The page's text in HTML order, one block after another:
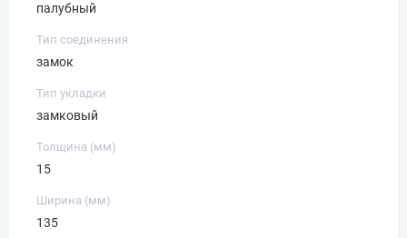
палубный
Тип соединения
замок
Тип укладки
замковый
Толщина (мм)
15
Ширина (мм)
135